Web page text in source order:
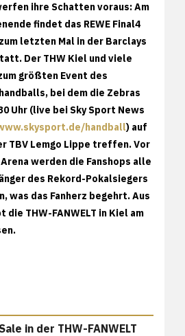
ihre Schatten voraus: Am
findet das REWE Final4
letzten Mal in der Barclays
Der THW Kiel und viele
größten Event des
bei dem die Zebras
Uhr (live bei Sky Sport News
handball) auf
TBV Lemgo Lippe treffen. Vor
werden die Fanshops alle
des Rekord-Pokalsiegers
was das Fanherz begehrt. Aus
die THW-FANWELT in Kiel am
in der THW-FANWELT